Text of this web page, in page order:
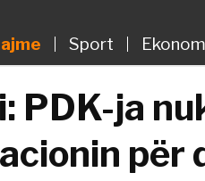
Sport
PDK-ja
për